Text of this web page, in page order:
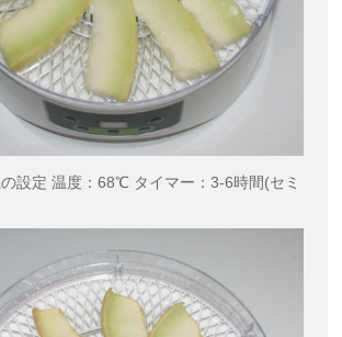
設定 温度：68℃ タイマー：3-6時間(セミ